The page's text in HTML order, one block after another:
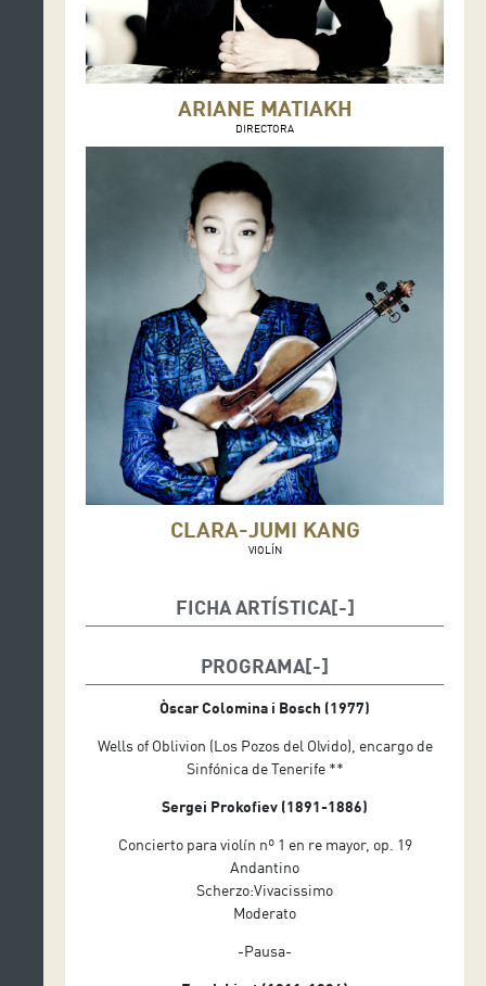
ARIANE MATIAKH
DIRECTORA
CLARA-JUMI KANG
VIOLÍN
FICHA ARTÍSTICA
Solista: Clara-Jumi Kang (violín)
PROGRAMA
Òscar Colomina i Bosch (1977)
Wells of Oblivion (Los Pozos del Olvido), encargo de
Sinfónica de Tenerife **
Sergei Prokofiev (1891-1886)
Concierto para violín nº 1 en re mayor, op. 19
Andantino
Scherzo:Vivacissimo
Moderato
-Pausa-